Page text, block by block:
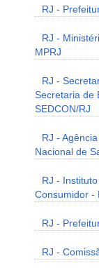
RJ -
RJ -
MPRJ
RJ -
Secretaria de
SEDCON/RJ
RJ -
Nacional de
RJ -
Consumidor -
RJ -
RJ -